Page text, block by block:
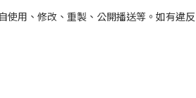
使用、修改、重製、公開播送等。如有違